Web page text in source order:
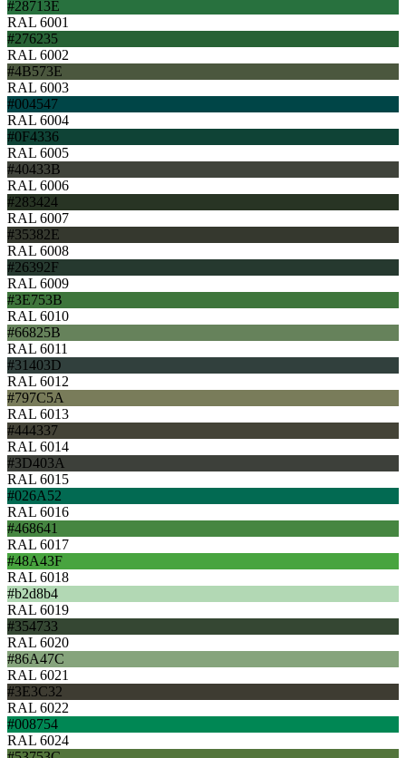
#28713E
RAL 6001
#276235
RAL 6002
#4B573E
RAL 6003
#004547
RAL 6004
#0F4336
RAL 6005
#40433B
RAL 6006
#283424
RAL 6007
#35382E
RAL 6008
#26392F
RAL 6009
#3E753B
RAL 6010
#66825B
RAL 6011
#31403D
RAL 6012
#797C5A
RAL 6013
#444337
RAL 6014
#3D403A
RAL 6015
#026A52
RAL 6016
#468641
RAL 6017
#48A43F
RAL 6018
#b2d8b4
RAL 6019
#354733
RAL 6020
#86A47C
RAL 6021
#3E3C32
RAL 6022
#008754
RAL 6024